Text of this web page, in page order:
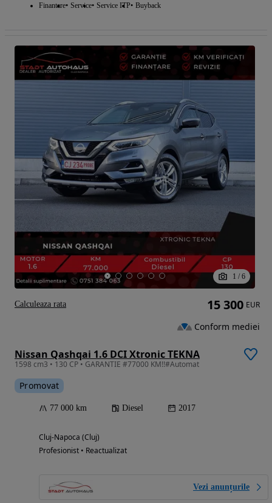
Finantare Service Service ITP Buyback
1 / 6
Nissan Qashqai 1.6 DCI Xtronic TEKNA
1598 cm3 • 130 CP • GARANTIE #77000 KM!!#Automat
Promovat
77 000 km Diesel 2017
Cluj-Napoca (Cluj)
Profesionist • Reactualizat
Vezi anunțurile
15 300 EUR
Conform mediei
Calculeaza rata